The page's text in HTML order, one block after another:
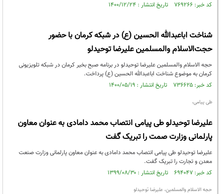
کد خبر: ۷۶۹۲۶۶ تاریخ انتشار : ۱۴۰۰/۱۲/۲۴
شناخت اباعبدالله الحسین (ع) در شبکه کرمان با حضور
حجت‌الاسلام والمسلمین علیرضا توحیدلو
حجه الاسلام والمسلمین علیرضا توحیدلو در برنامه صبح بخیر کرمان در شبکه تلویزیونی
کرمان به موضوع شناخت اباعبدالله الحسین (ع) پرداخت.
کد خبر: ۷۳۶۶۲۵ تاریخ انتشار : ۱۴۰۰/۰۵/۱۹
طی پیامی،
علیرضا توحیدلو طی پیامی انتصاب محمد دامادی به عنوان معاون
پارلمانی وزارت صمت را تبریک گفت
علیرضا توحیدلو طی پیامی انتصاب محمد دامادی به عنوان معاون پارلمانی وزارت صنعت
معدن و تجارت را تبریک گفت.
کد خبر: ۶۹۴۰۴۷ تاریخ انتشار : ۱۳۹۹/۰۸/۳۰
حجه الاسلام والمسلمین، علیرضا توحیدلو